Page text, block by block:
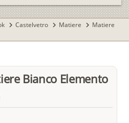
chevron_right Castelvetro chevron_right Matiere chevron_right Matiere
Bianco Elemento